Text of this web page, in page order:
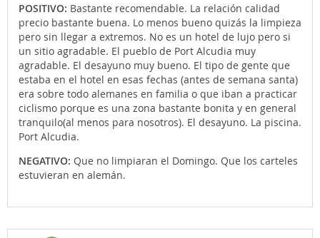
POSITIVO: Bastante recomendable. La relación calidad
precio bastante buena. Lo menos bueno quizás la limpieza
pero sin llegar a extremos. No es un hotel de lujo pero si
un sitio agradable. El pueblo de Port Alcudia muy
agradable. El desayuno muy bueno. El tipo de gente que
estaba en el hotel en esas fechas (antes de semana santa)
era sobre todo alemanes en familia o que iban a practicar
ciclismo porque es una zona bastante bonita y en general
tranquilo(al menos para nosotros). El desayuno. La piscina.
Port Alcudia.
NEGATIVO: Que no limpiaran el Domingo. Que los carteles
estuvieran en alemán.